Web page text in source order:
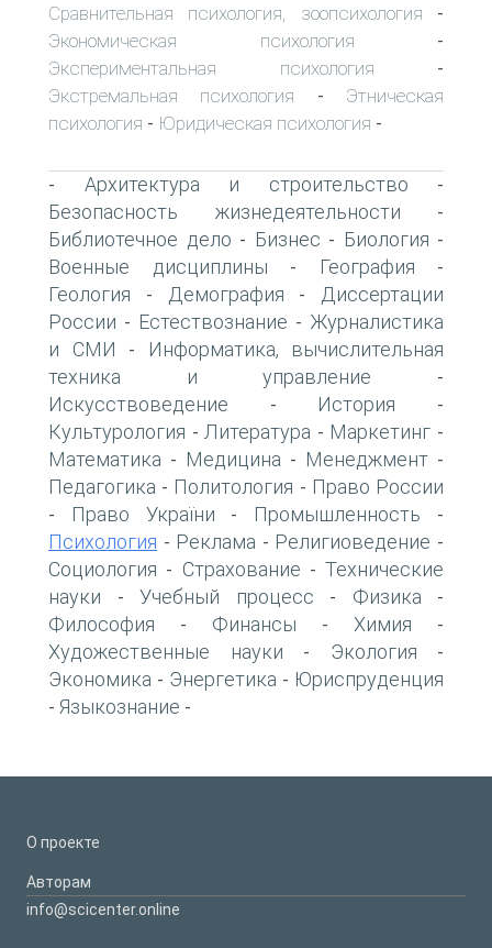
Сравнительная психология, зоопсихология -
Экономическая психология -
Экспериментальная психология -
Экстремальная психология - Этническая
психология - Юридическая психология -
- Архитектура и строительство -
Безопасность жизнедеятельности -
Библиотечное дело - Бизнес - Биология -
Военные дисциплины - География -
Геология - Демография -
Диссертации
России - Естествознание - Журналистика
и СМИ -
Информатика, вычислительная
техника и управление -
Искусствоведение - История -
Культурология - Литература - Маркетинг -
Математика - Медицина - Менеджмент -
Педагогика - Политология - Право России
- Право України - Промышленность -
Психология - Реклама - Религиоведение -
Социология - Страхование - Технические
науки - Учебный процесс - Физика -
Философия - Финансы - Химия -
Художественные науки - Экология -
Экономика - Энергетика - Юриспруденция
- Языкознание -
О проекте
Авторам
info@scicenter.online